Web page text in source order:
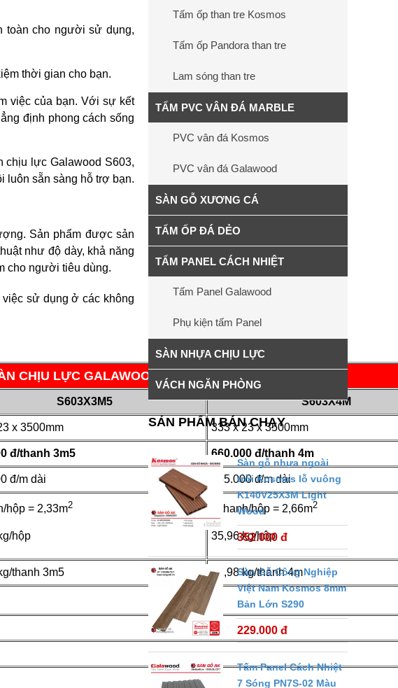
toàn cho người sử dụng,
thời gian cho bạn.
việc của bạn. Với sự kết
định phong cách sống
chịu lực Galawood S603,
luôn sẵn sàng hỗ trợ bạn.
Sản phẩm được sản
như độ dày, khả năng
cho người tiêu dùng.
sử dụng ở các không
CHỊU LỰC GALAWOOD S603
S603X3M5 S603X4M
x 3500mm 333 x 23 x 3500mm
đ/thanh 3m5 660.000 đ/thanh 4m
đ/m dài 165.000 đ/m dài
hộp = 2,33m2
hộp
2 thanh/hộp = 2,66m2
35,96 kg/hộp
thanh 3m5 17,98 kg/thanh 4m
Tấm ốp than tre Kosmos
Tấm ốp Pandora than tre
Lam sóng than tre
TẤM PVC VÂN ĐÁ MARBLE
PVC vân đá Kosmos
PVC vân đá Galawood
SÀN GỖ XƯƠNG CÁ
TẤM ỐP ĐÁ DẺO
TẤM PANEL CÁCH NHIỆT
Tấm Panel Galawood
Phụ kiện tấm Panel
SÀN NHỰA CHỊU LỰC
VÁCH NGĂN PHÒNG
SẢN PHẨM BÁN CHẠY
Sàn gỗ nhựa ngoài
trời Kosmos lỗ vuông
K140V25X3M Light
Wood
352.000 đ
Sàn Gỗ Công Nghiệp
Việt Nam Kosmos 8mm
Bản Lớn S290
229.000 đ
Tấm Panel Cách Nhiệt
7 Sóng PN7S-02 Màu